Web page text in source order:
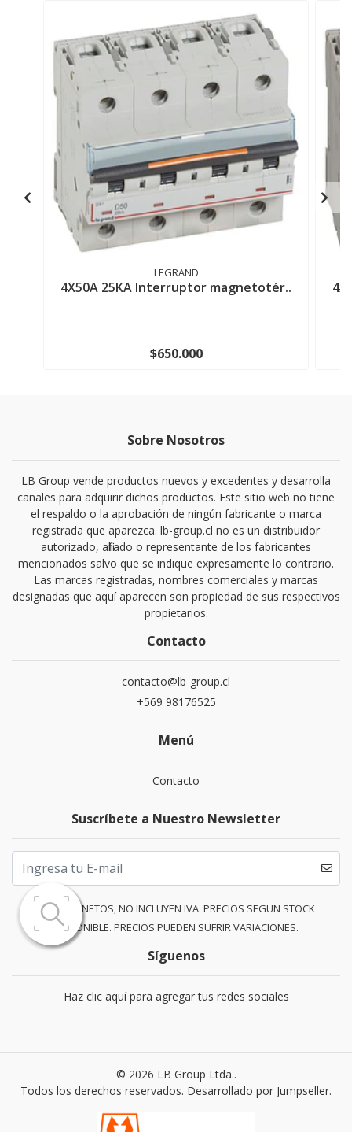
LEGRAND
4X50A 25KA Interruptor magnetotér..
$650.000
Sobre Nosotros
LB Group vende productos nuevos y excedentes y desarrolla
canales para adquirir dichos productos. Este sitio web no tiene
el respaldo o la aprobación de ningún fabricante o marca
registrada que aparezca. lb-group.cl no es un distribuidor
autorizado, afiliado o representante de los fabricantes
mencionados salvo que se indique expresamente lo contrario.
Las marcas registradas, nombres comerciales y marcas
designadas que aquí aparecen son propiedad de sus respectivos
propietarios.
Contacto
contacto@lb-group.cl
+569 98176525
Menú
Contacto
Suscríbete a Nuestro Newsletter
PRECIOS NETOS, NO INCLUYEN IVA. PRECIOS SEGUN STOCK
DISPONIBLE. PRECIOS PUEDEN SUFRIR VARIACIONES.
Síguenos
Haz clic aquí para agregar tus redes sociales
© 2026 LB Group Ltda..
Todos los derechos reservados. Desarrollado por Jumpseller.